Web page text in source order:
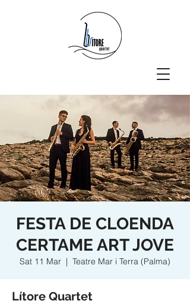
FESTA DE CLOENDA
CERTAME ART JOVE
Sat 11 Mar
  |
Teatre Mar i Terra (Palma)
Lítore Quartet